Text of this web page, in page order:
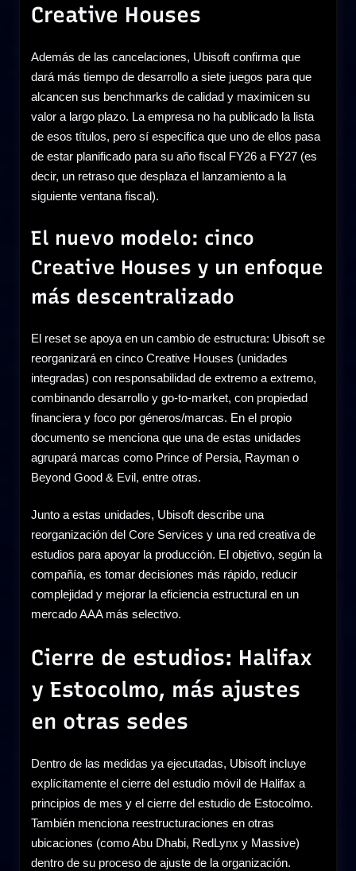
Creative Houses
Además de las cancelaciones, Ubisoft confirma que
dará más tiempo de desarrollo a siete juegos para que
alcancen sus benchmarks de calidad y maximicen su
valor a largo plazo. La empresa no ha publicado la lista
de esos títulos, pero sí especifica que uno de ellos pasa
de estar planificado para su año fiscal FY26 a FY27 (es
decir, un retraso que desplaza el lanzamiento a la
siguiente ventana fiscal).
El nuevo modelo: cinco
Creative Houses y un enfoque
más descentralizado
El reset se apoya en un cambio de estructura: Ubisoft se
reorganizará en cinco Creative Houses (unidades
integradas) con responsabilidad de extremo a extremo,
combinando desarrollo y go-to-market, con propiedad
financiera y foco por géneros/marcas. En el propio
documento se menciona que una de estas unidades
agrupará marcas como Prince of Persia, Rayman o
Beyond Good & Evil, entre otras.
Junto a estas unidades, Ubisoft describe una
reorganización del Core Services y una red creativa de
estudios para apoyar la producción. El objetivo, según la
compañía, es tomar decisiones más rápido, reducir
complejidad y mejorar la eficiencia estructural en un
mercado AAA más selectivo.
Cierre de estudios: Halifax
y Estocolmo, más ajustes
en otras sedes
Dentro de las medidas ya ejecutadas, Ubisoft incluye
explícitamente el cierre del estudio móvil de Halifax a
principios de mes y el cierre del estudio de Estocolmo.
También menciona reestructuraciones en otras
ubicaciones (como Abu Dhabi, RedLynx y Massive)
dentro de su proceso de ajuste de la organización.